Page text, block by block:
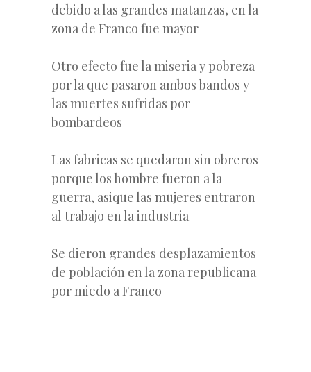
debido a las grandes matanzas, en la
zona de Franco fue mayor
Otro efecto fue la miseria y pobreza
por la que pasaron ambos bandos y
las muertes sufridas por
bombardeos
Las fabricas se quedaron sin obreros
porque los hombre fueron a la
guerra, asique las mujeres entraron
al trabajo en la industria
Se dieron grandes desplazamientos
de población en la zona republicana
por miedo a Franco